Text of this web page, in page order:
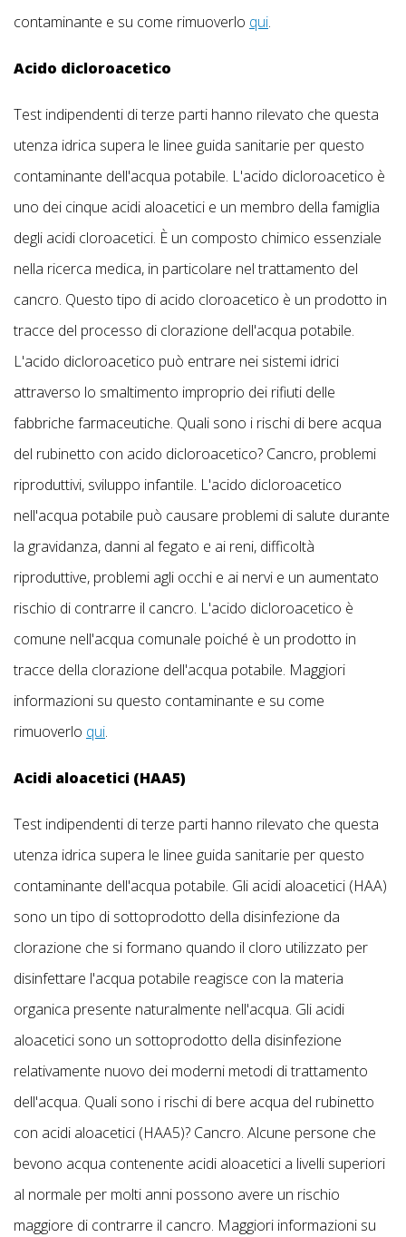
contaminante e su come rimuoverlo qui.
Acido dicloroacetico
Test indipendenti di terze parti hanno rilevato che questa
utenza idrica supera le linee guida sanitarie per questo
contaminante dell'acqua potabile. L'acido dicloroacetico è
uno dei cinque acidi aloacetici e un membro della famiglia
degli acidi cloroacetici. È un composto chimico essenziale
nella ricerca medica, in particolare nel trattamento del
cancro. Questo tipo di acido cloroacetico è un prodotto in
tracce del processo di clorazione dell'acqua potabile.
L'acido dicloroacetico può entrare nei sistemi idrici
attraverso lo smaltimento improprio dei rifiuti delle
fabbriche farmaceutiche. Quali sono i rischi di bere acqua
del rubinetto con acido dicloroacetico? Cancro, problemi
riproduttivi, sviluppo infantile. L'acido dicloroacetico
nell'acqua potabile può causare problemi di salute durante
la gravidanza, danni al fegato e ai reni, difficoltà
riproduttive, problemi agli occhi e ai nervi e un aumentato
rischio di contrarre il cancro. L'acido dicloroacetico è
comune nell'acqua comunale poiché è un prodotto in
tracce della clorazione dell'acqua potabile. Maggiori
informazioni su questo contaminante e su come
rimuoverlo qui.
Acidi aloacetici (HAA5)
Test indipendenti di terze parti hanno rilevato che questa
utenza idrica supera le linee guida sanitarie per questo
contaminante dell'acqua potabile. Gli acidi aloacetici (HAA)
sono un tipo di sottoprodotto della disinfezione da
clorazione che si formano quando il cloro utilizzato per
disinfettare l'acqua potabile reagisce con la materia
organica presente naturalmente nell'acqua. Gli acidi
aloacetici sono un sottoprodotto della disinfezione
relativamente nuovo dei moderni metodi di trattamento
dell'acqua. Quali sono i rischi di bere acqua del rubinetto
con acidi aloacetici (HAA5)? Cancro. Alcune persone che
bevono acqua contenente acidi aloacetici a livelli superiori
al normale per molti anni possono avere un rischio
maggiore di contrarre il cancro. Maggiori informazioni su